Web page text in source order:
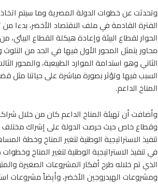
وتحدثت عن خطوات الدولة المصرية وما سيتم
الفترة القادمة في ملف الاقتصاد الأخضر، بدءا من
محاور يتمثل المحور الأول فيها في الحد من التلوث
الثاني وهو استدامة الموارد الطبيعية، والمحور
السبب فيها وتؤثر بصورة مباشرة على حياتنا مثل
المناخ الداعم.
وأضافت أن تهيئة المناخ الداعم كان من خلال
وقطاع خاص حيث حرصت الدولة على إشراك مختلف
تنفيذ الاستراتيجية الوطنية لتغير المناخ وخطة
الذي تم خلاله طرح أفكار المشروعات الصغيرة
ومشروعات الهيدروجين الأخضر، وأيضاً مشروعات